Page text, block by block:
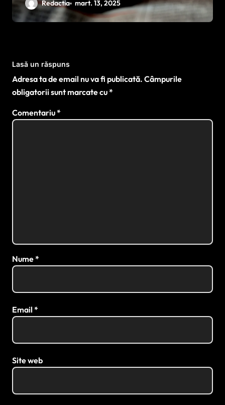
Redactia mart. 13, 2025
Lasă un răspuns
Adresa ta de email nu va fi publicată. Câmpurile
obligatorii sunt marcate cu*
Comentariu*
Nume*
Email *
Site web